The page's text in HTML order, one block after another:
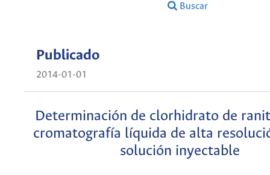
Buscar
Publicado
2014-01-01
Determinación de clorhidrato de
cromatografía líquida de alta
solución inyectable